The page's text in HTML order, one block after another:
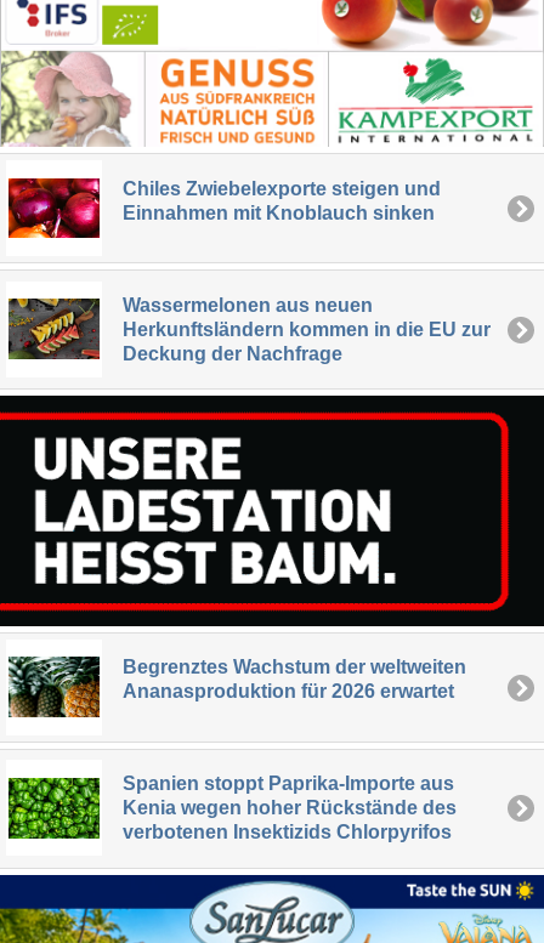
Chiles Zwiebelexporte steigen und
Einnahmen mit Knoblauch sinken
Wassermelonen aus neuen
Herkunftsländern kommen in die EU zur
Deckung der Nachfrage
Begrenztes Wachstum der weltweiten
Ananasproduktion für 2026 erwartet
Spanien stoppt Paprika-Importe aus
Kenia wegen hoher Rückstände des
verbotenen Insektizids Chlorpyrifos